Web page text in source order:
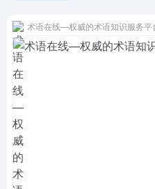
术语在线—权威的术语知识服务平